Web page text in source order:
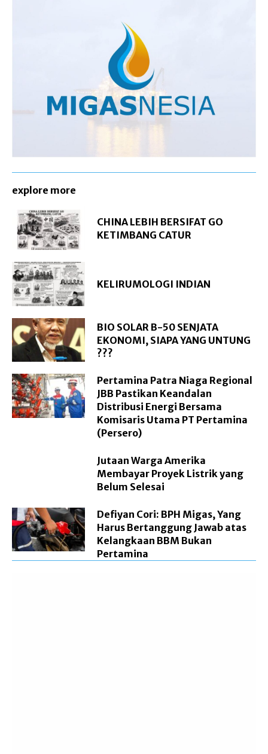
explore more
CHINA LEBIH BERSIFAT GO
KETIMBANG CATUR
KELIRUMOLOGI INDIAN
BIO SOLAR B-50 SENJATA
EKONOMI, SIAPA YANG UNTUNG
???
Pertamina Patra Niaga Regional
JBB Pastikan Keandalan
Distribusi Energi Bersama
Komisaris Utama PT Pertamina
(Persero)
Jutaan Warga Amerika
Membayar Proyek Listrik yang
Belum Selesai
Defiyan Cori: BPH Migas, Yang
Harus Bertanggung Jawab atas
Kelangkaan BBM Bukan
Pertamina